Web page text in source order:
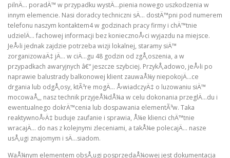
pilnÄ… poradÄ™ w przypadku wystÄ…pienia nowego uszkodzenia w
innym elemencie. Nasi doradcy techniczni sÄ… dostÄ™pni pod numerem
telefonu naszym kontaktem4 w godzinach pracy firmy i chÄ™tnie
udzielÄ… fachowej informacji bez koniecznoÅ›ci wyjazdu na miejsce.
JeÅ›li jednak zajdzie potrzeba wizji lokalnej, staramy siÄ™
zorganizowaÄ‡ jÄ… w ciÄ…gu 48 godzin od zgÅ‚oszenia, a w
przypadkach awaryjnych â€“ jeszcze szybciej. PrzykÅ‚adowo, jeÅ›li po
naprawie balustrady balkonowej klient zauwaÅ¼y niepokojÄ…ce
drgania lub odgÅ‚osy, ktÃ³re mogÄ… Å›wiadczyÄ‡ o luzowaniu siÄ™
mocowaÅ„, nasz technik przyjeÅ¼dÅ¼a w celu dokonania przeglÄ…du i
ewentualnego dokrÄ™cenia lub dospawania elementÃ³w. Taka
reaktywnoÅ›Ä‡ buduje zaufanie i sprawia, Å¼e klienci chÄ™tnie
wracajÄ… do nas z kolejnymi zleceniami, a takÅ¼e polecajÄ… nasze
usÅ‚ugi znajomym i sÄ…siadom.
WaÅ¼nym elementem obsÅ‚ugi posprzedaÅ¼owej jest dokumentacja